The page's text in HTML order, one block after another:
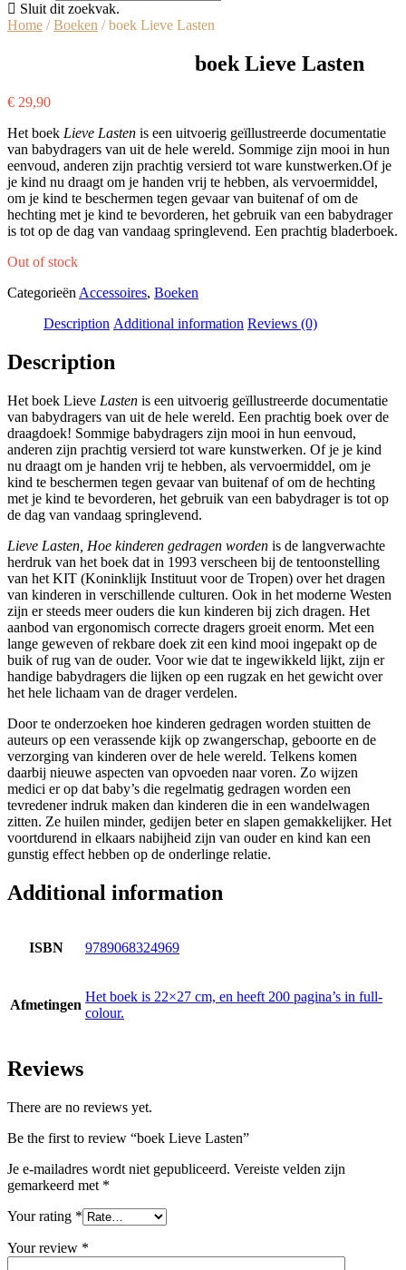
Sluit dit zoekvak.
Home /Boeken / boek Lieve Lasten
boek Lieve Lasten
€ 29,90
Het boek Lieve Lasten is een uitvoerig geïllustreerde documentatie
van babydragers van uit de hele wereld. Sommige zijn mooi in hun
eenvoud, anderen zijn prachtig versierd tot ware kunstwerken.Of je
je kind nu draagt om je handen vrij te hebben, als vervoermiddel,
om je kind te beschermen tegen gevaar van buitenaf of om de
hechting met je kind te bevorderen, het gebruik van een babydrager
is tot op de dag van vandaag springlevend. Een prachtig bladerboek.
Out of stock
Categorieën Accessoires, Boeken
Description Additional information Reviews (0)
Description
Het boek Lieve Lasten is een uitvoerig geïllustreerde documentatie
van babydragers van uit de hele wereld. Een prachtig boek over de
draagdoek! Sommige babydragers zijn mooi in hun eenvoud,
anderen zijn prachtig versierd tot ware kunstwerken. Of je je kind
nu draagt om je handen vrij te hebben, als vervoermiddel, om je
kind te beschermen tegen gevaar van buitenaf of om de hechting
met je kind te bevorderen, het gebruik van een babydrager is tot op
de dag van vandaag springlevend.
Lieve Lasten, Hoe kinderen gedragen worden is de langverwachte
herdruk van het boek dat in 1993 verscheen bij de tentoonstelling
van het KIT (Koninklijk Instituut voor de Tropen) over het dragen
van kinderen in verschillende culturen. Ook in het moderne Westen
zijn er steeds meer ouders die kun kinderen bij zich dragen. Het
aanbod van ergonomisch correcte dragers groeit enorm. Met een
lange geweven of rekbare doek zit een kind mooi ingepakt op de
buik of rug van de ouder. Voor wie dat te ingewikkeld lijkt, zijn er
handige babydragers die lijken op een rugzak en het gewicht over
het hele lichaam van de drager verdelen.
Door te onderzoeken hoe kinderen gedragen worden stuitten de
auteurs op een verassende kijk op zwangerschap, geboorte en de
verzorging van kinderen over de hele wereld. Telkens komen
daarbij nieuwe aspecten van opvoeden naar voren. Zo wijzen
medici er op dat baby’s die regelmatig gedragen worden een
tevredener indruk maken dan kinderen die in een wandelwagen
zitten. Ze huilen minder, gedijen beter en slapen gemakkelijker. Het
voortdurend in elkaars nabijheid zijn van ouder en kind kan een
gunstig effect hebben op de onderlinge relatie.
Additional information
ISBN 9789068324969
Afmetingen
Het boek is 22×27 cm, en heeft 200 pagina’s in full-
colour.
Reviews
There are no reviews yet.
Be the first to review “boek Lieve Lasten”
Je e-mailadres wordt niet gepubliceerd. Vereiste velden zijn
gemarkeerd met *
Your rating *
Your review *